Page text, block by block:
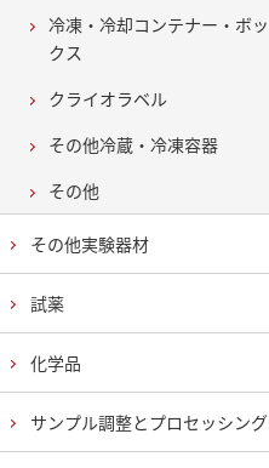
冷凍・冷却コンテナー・ボッ
クス
クライオラベル
その他冷蔵・冷凍容器
その他
その他実験器材
試薬
化学品
サンプル調整とプロセッシング